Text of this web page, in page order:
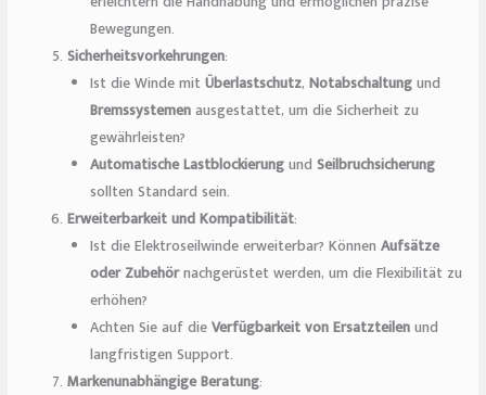
Bewegungen.
Sicherheitsvorkehrungen:
Ist die Winde mitÜberlastschutz, Notabschaltungund
Bremssystemenausgestattet, um die Sicherheit zu
gewährleisten?
Automatische Lastblockierungund Seilbruchsicherung
sollten Standard sein.
Erweiterbarkeit und Kompatibilität:
Ist die Elektroseilwinde erweiterbar? Können Aufsätze
oder Zubehörnachgerüstet werden, um die Flexibilität zu
erhöhen?
Achten Sie auf dieVerfügbarkeit von Ersatzteilenund
langfristigen Support.
Markenunabhängige Beratung: